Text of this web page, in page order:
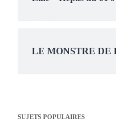
LE MONSTRE DE
SUJETS POPULAIRES